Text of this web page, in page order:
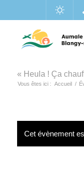
« Heula ! Ça
Vous êtes ici : Accueil /
Cet évènement